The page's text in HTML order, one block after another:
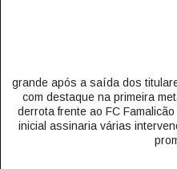
grande após a saída dos
com destaque na primeira
derrota frente ao FC
inicial assinaria várias